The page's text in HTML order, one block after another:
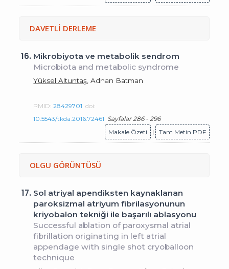
DAVETLİ DERLEME
16. Mikrobiyota ve metabolik sendrom
Microbiota and metabolic syndrome
Yüksel Altuntaş , Adnan Batman
PMID:28429701 doi:
10.5543/tkda.2016.72461 Sayfalar 286 - 296
Makale Özeti
| Tam Metin PDF
OLGU GÖRÜNTÜSÜ
17. Sol atriyal apendiksten kaynaklanan
paroksizmal atriyum fibrilasyonunun
kriyobalon tekniği ile başarılı ablasyonu
Successful ablation of paroxysmal atrial
fibrillation originating in left atrial
appendage with single shot cryoballoon
technique